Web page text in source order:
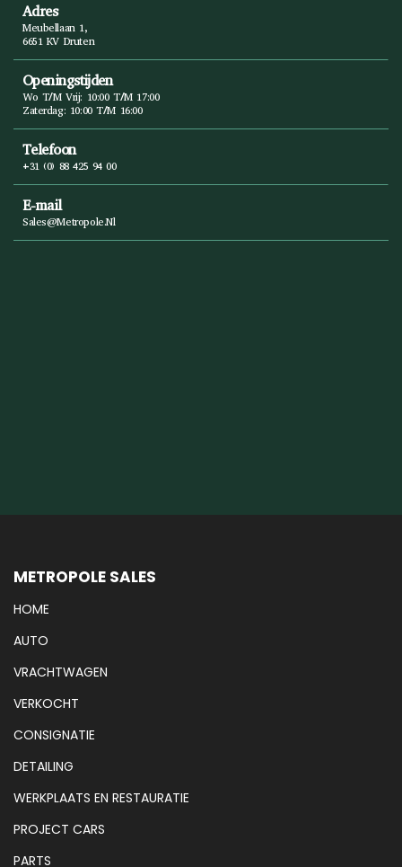
Adres
Meubellaan 1,
6651 KV Druten
Openingstijden
Wo T/m Vrij: 10:00 T/m 17:00
Zaterdag: 10:00 T/m 16:00
Telefoon
+31 (0) 88 425 94 00
E-mail
Sales@metropole.nl
METROPOLE SALES
HOME
AUTO
VRACHTWAGEN
VERKOCHT
CONSIGNATIE
DETAILING
WERKPLAATS EN RESTAURATIE
PROJECT CARS
PARTS